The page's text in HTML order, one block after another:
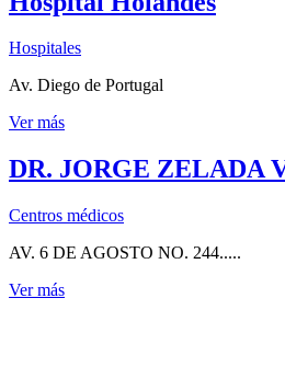
Hospitales
Av. Diego de Portugal
Ver más
DR. JORGE ZELADA
Centros médicos
AV. 6 DE AGOSTO NO. 244.....
Ver más